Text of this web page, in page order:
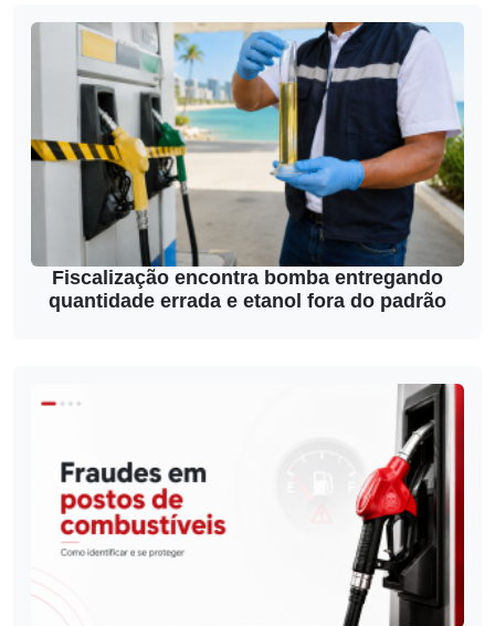
Fiscalização encontra bomba entregando
quantidade errada e etanol fora do padrão